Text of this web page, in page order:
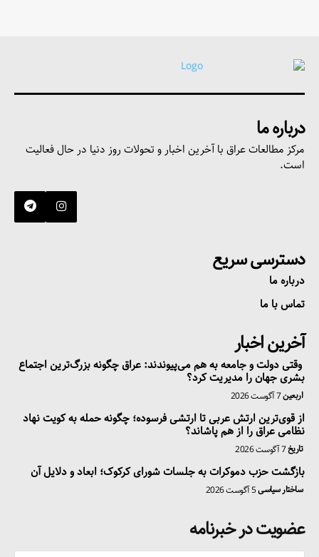
درباره ما
مرکز مطالعات عراق با آخرین اخبار و تحولات روز دنیا در حال فعالیت
است.
دسترسی سریع
درباره ما
تماس با ما
آخرین اخبار
وقتی دولت و جامعه به هم می‌پیوندند: عراق چگونه بزرگ‌ترین اجتماع
بشری جهان را مدیریت کرد؟
اربعین7 آگوست 2026
از قوی‌ترین ارتش عربی تا ارتشی فرسوده؛ چگونه حمله به کویت نهاد
نظامی عراق را از هم پاشاند؟
تاریخ7 آگوست 2026
بازگشت حزب دموکرات به جلسات شورای کرکوک؛ ابعاد و دلایل آن
ساختار سیاسی5 آگوست 2026
عضویت در خبرنامه